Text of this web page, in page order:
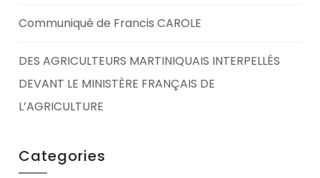
Communiqué de Francis CAROLE
DES AGRICULTEURS MARTINIQUAIS INTERPELLÉS
DEVANT LE MINISTÈRE FRANÇAIS DE
L’AGRICULTURE
Categories